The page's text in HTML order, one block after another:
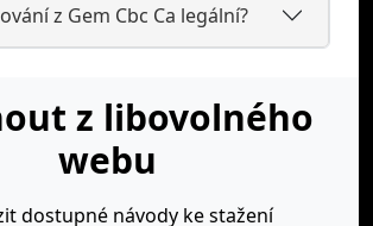
z Gem Cbc Ca legální?
z libovolného
webu
dostupné návody ke stažení